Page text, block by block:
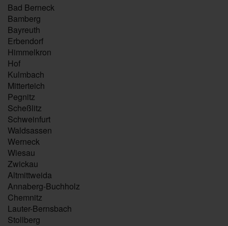
Bad Berneck
Bamberg
Bayreuth
Erbendorf
Himmelkron
Hof
Kulmbach
Mitterteich
Pegnitz
Scheßlitz
Schweinfurt
Waldsassen
Werneck
Wiesau
Zwickau
Altmittweida
Annaberg-Buchholz
Chemnitz
Lauter-Bernsbach
Stollberg